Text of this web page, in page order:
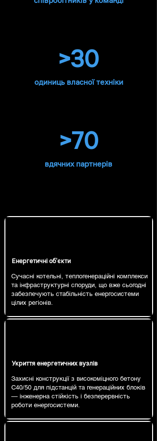
>30
одиниць власної техніки
>70
вдячних партнерів
Енергетичні об'єкти
Сучасні котельні, теплогенераційні комплекси
та інфраструктурні споруди, що вже сьогодні
забезпечують стабільність енергосистеми
цілих регіонів.
Укриття енергетичних вузлів
Захисні конструкції з високоміцного бетону
C40/50 для підстанцій та генераційних блоків
— інженерна стійкість і безперервність
роботи енергосистеми.